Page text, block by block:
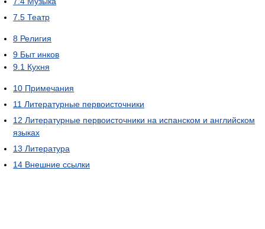
7.5 Театр
8 Религия
9 Быт инков
9.1 Кухня
10 Примечания
11 Литературные первоисточники
12 Литературные первоисточники на испанском и английском
языках
13 Литература
14 Внешние ссылки